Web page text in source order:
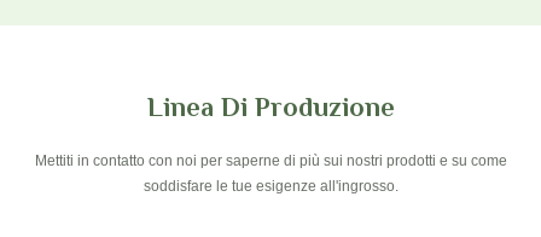
Linea Di Produzione
Mettiti in contatto con noi per saperne di più sui nostri prodotti e su come
soddisfare le tue esigenze all'ingrosso.